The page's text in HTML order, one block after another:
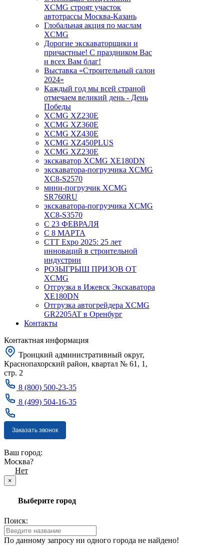
XCMG строят участок
автотрассы Москва-Казань
Глобальная акция по маслам
XCMG
Дорогие экскаваторщики и
причастные! С праздником Вас
и всех Вам благ!
Выставка «Строительный салон
2024»
Каждый год мы всей страной
отмечаем великий день - День
Победы
XCMG XZ230E
XCMG XZ360E
XCMG XZ430E
XCMG XZ450PLUS
XCMG XZ230E
экскаватор XCMG XE180DN
экскаватора-погрузчика XCMG
XC8-S2570
мини-погрузчик XCMG
SR760RU
экскаватора-погрузчика XCMG
XC8-S3570
С 23 ФЕВРАЛЯ
С 8 МАРТА
CTT Expo 2025: 25 лет
инноваций в строительной
индустрии
РОЗЫГРЫШ ПРИЗОВ ОТ
XCMG
Отгрузка в Ижевск Экскаватора
XE180DN
Отгрузка автогрейдера XCMG
GR2205AT в Оренбург
Контакты
Контактная информация
Троицкий административный округ,
Краснопахорский район, квартал № 61, 1,
стр. 2
8 (800) 500-23-35
8 (499) 504-16-35
Заказать звонок
Ваш город:
Москва?
Нет
×
Выберите город
Поиск:
По данному запросу ни одного города не найдено!